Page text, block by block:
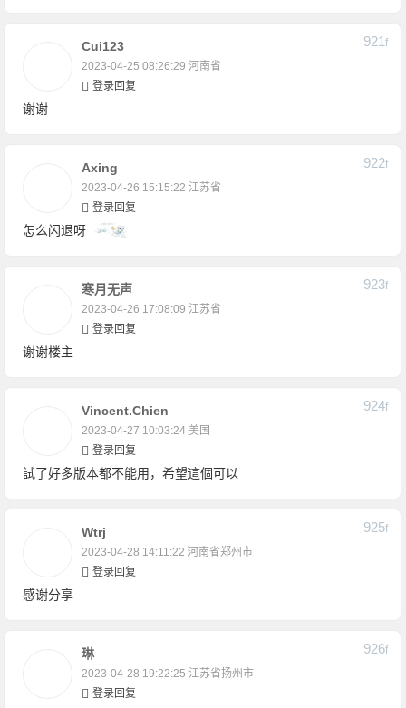
Cui123
2023-04-25 08:26:29 河南省
921F
登录回复
谢谢
Axing
2023-04-26 15:15:22 江苏省
922F
登录回复
怎么闪退呀
寒月无声
2023-04-26 17:08:09 江苏省
923F
登录回复
谢谢楼主
Vincent.chien
2023-04-27 10:03:24 美国
924F
登录回复
試了好多版本都不能用，希望這個可以
Wtrj
2023-04-28 14:11:22 河南省郑州市
925F
登录回复
感谢分享
琳
2023-04-28 19:22:25 江苏省扬州市
926F
登录回复